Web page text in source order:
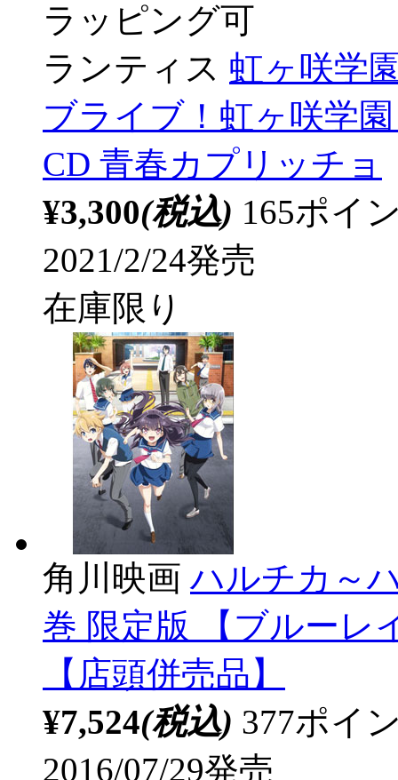
ラッピング可
ランティス 虹ヶ咲学
ブライブ！虹ヶ咲学
CD 青春カプリッチョ
¥3,300(税込) 165ポイ
2021/2/24発売
在庫限り
角川映画 ハルチカ～
巻 限定版 【ブルーレ
【店頭併売品】
¥7,524(税込) 377ポイ
2016/07/29発売